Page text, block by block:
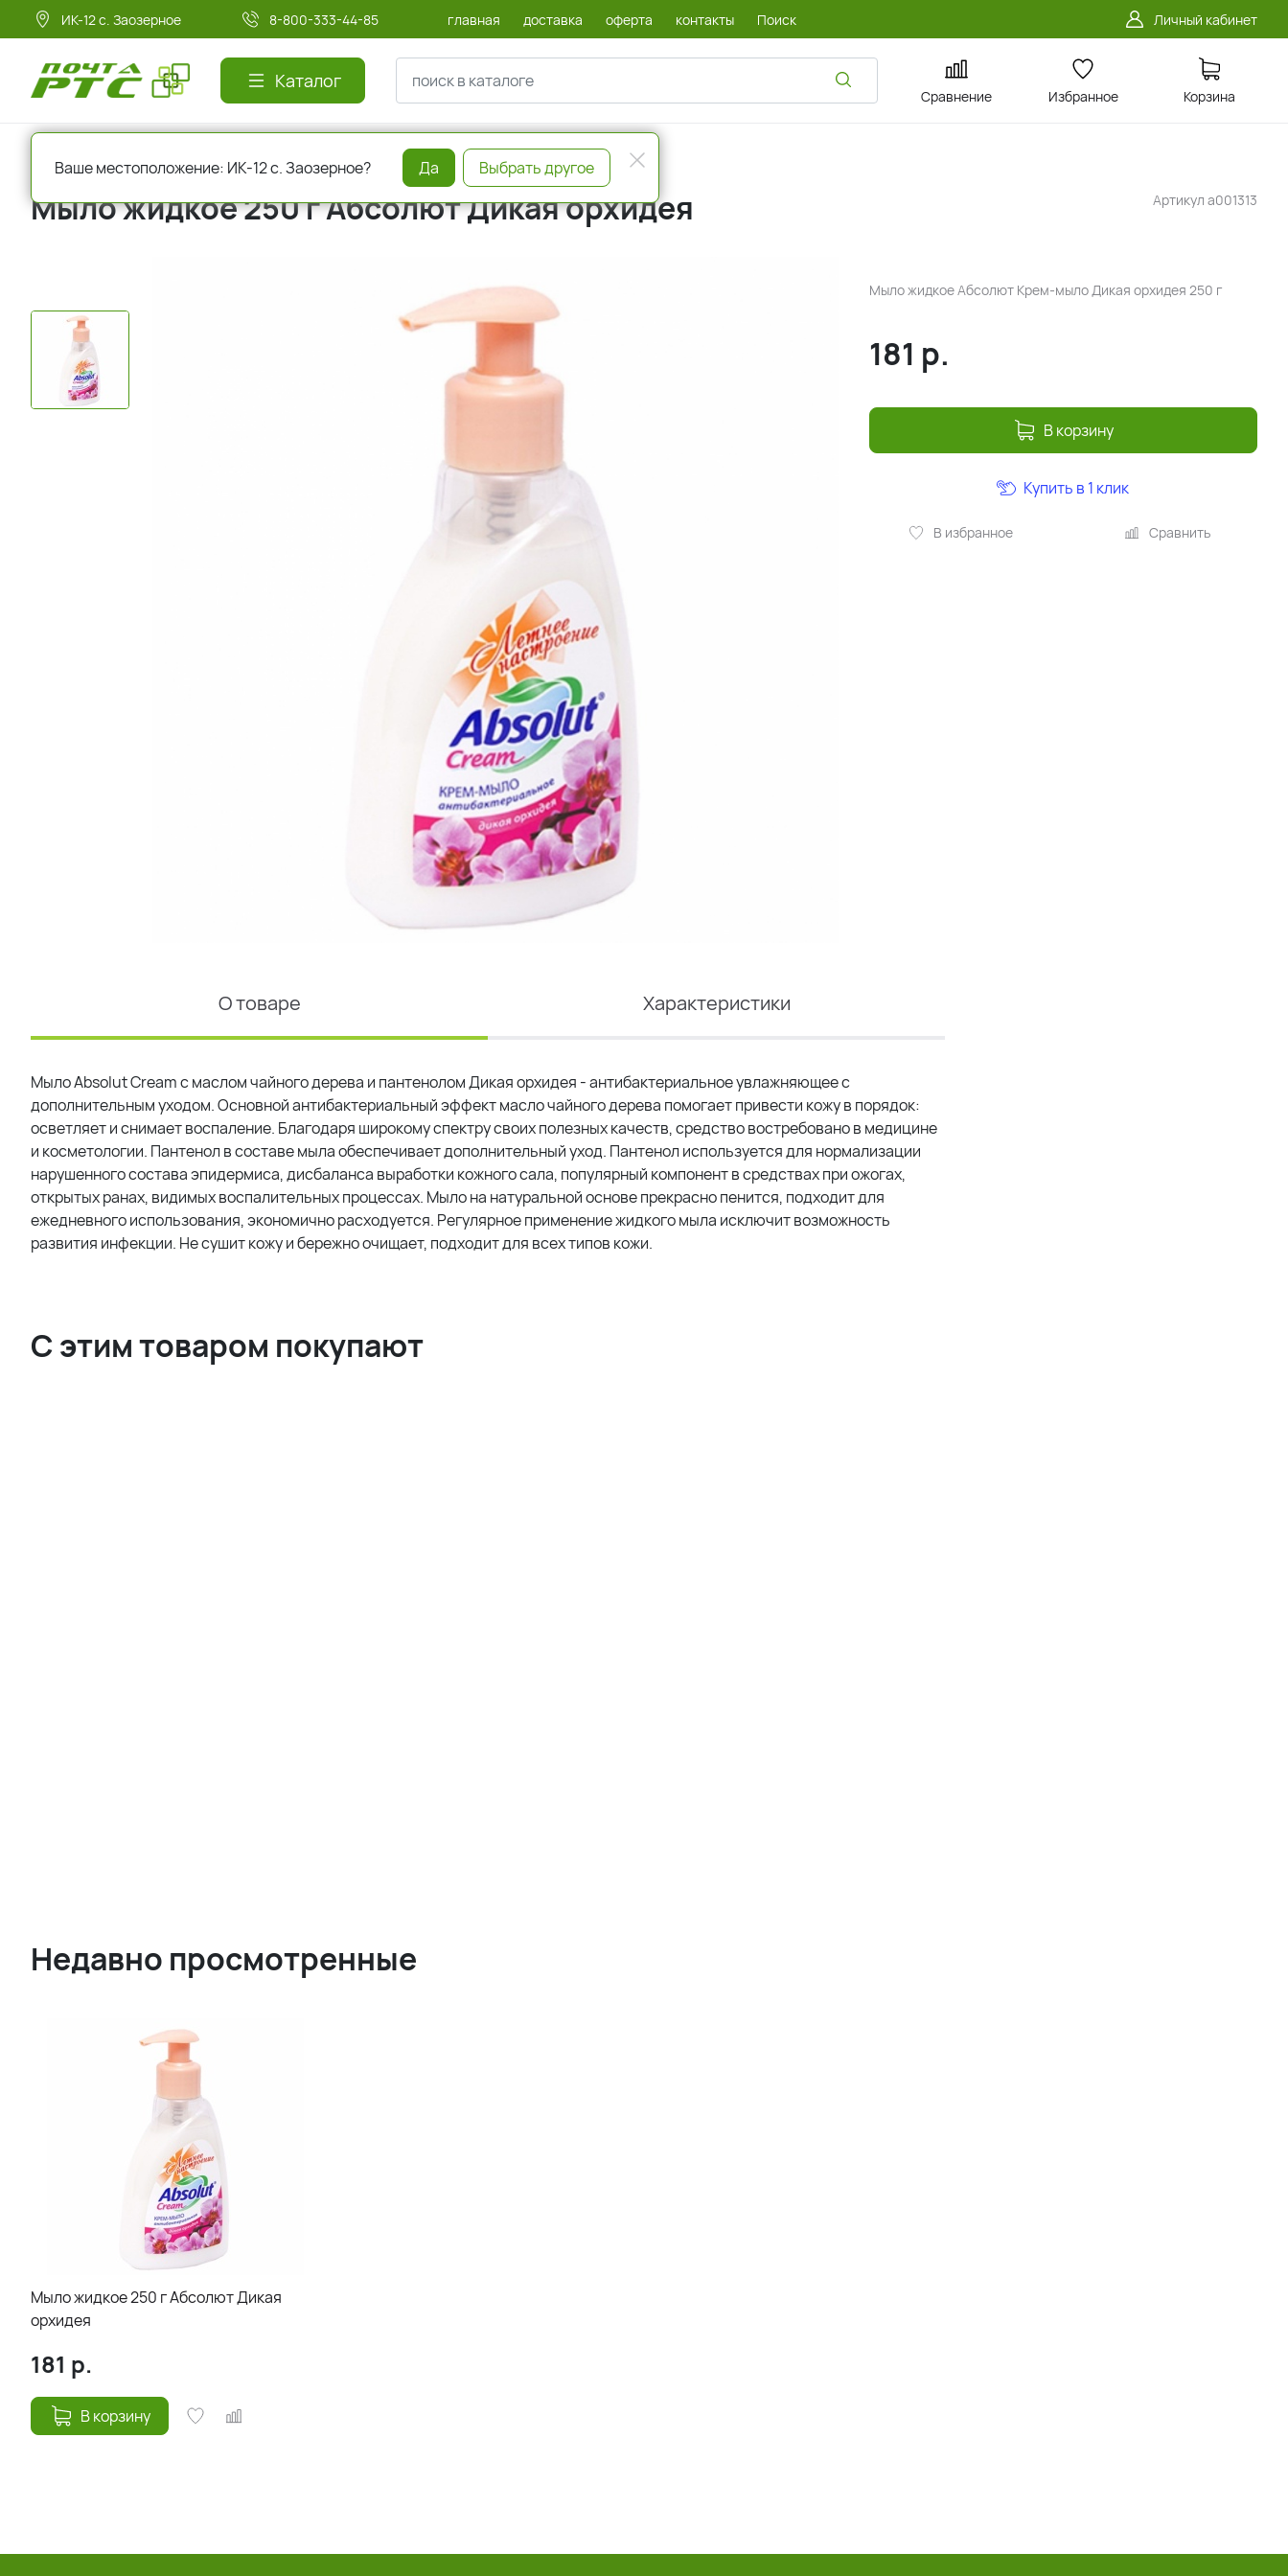
ИК-12 с. Заозерное 8-800-333-44-85 главная доставка оферта контакты Поиск Личный кабинет
Каталог
Сравнение Избранное Корзина
Артикул a001313
Мыло жидкое 250 г Абсолют Дикая орхидея
Мыло жидкое Абсолют Крем-мыло Дикая орхидея 250 г
181 р.
В корзину
В избранное Сравнить
Купить в 1 клик
О товаре Характеристики
Мыло Absolut Cream с маслом чайного дерева и пантенолом Дикая орхидея - антибактериальное увлажняющее с
дополнительным уходом. Основной антибактериальный эффект масло чайного дерева помогает привести кожу в порядок:
осветляет и снимает воспаление. Благодаря широкому спектру своих полезных качеств, средство востребовано в медицине
и косметологии. Пантенол в составе мыла обеспечивает дополнительный уход. Пантенол используется для нормализации
нарушенного состава эпидермиса, дисбаланса выработки кожного сала, популярный компонент в средствах при ожогах,
открытых ранах, видимых воспалительных процессах. Мыло на натуральной основе прекрасно пенится, подходит для
ежедневного использования, экономично расходуется. Регулярное применение жидкого мыла исключит возможность
развития инфекции. Не сушит кожу и бережно очищает, подходит для всех типов кожи.
С этим товаром покупают
Недавно просмотренные
Мыло жидкое 250 г Абсолют Дикая
орхидея
181 р.
В корзину
Ваше местоположение: ИК-12 с. Заозерное? Да Выбрать другое